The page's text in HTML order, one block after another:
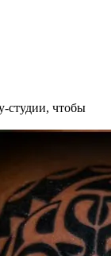
студии, чтобы